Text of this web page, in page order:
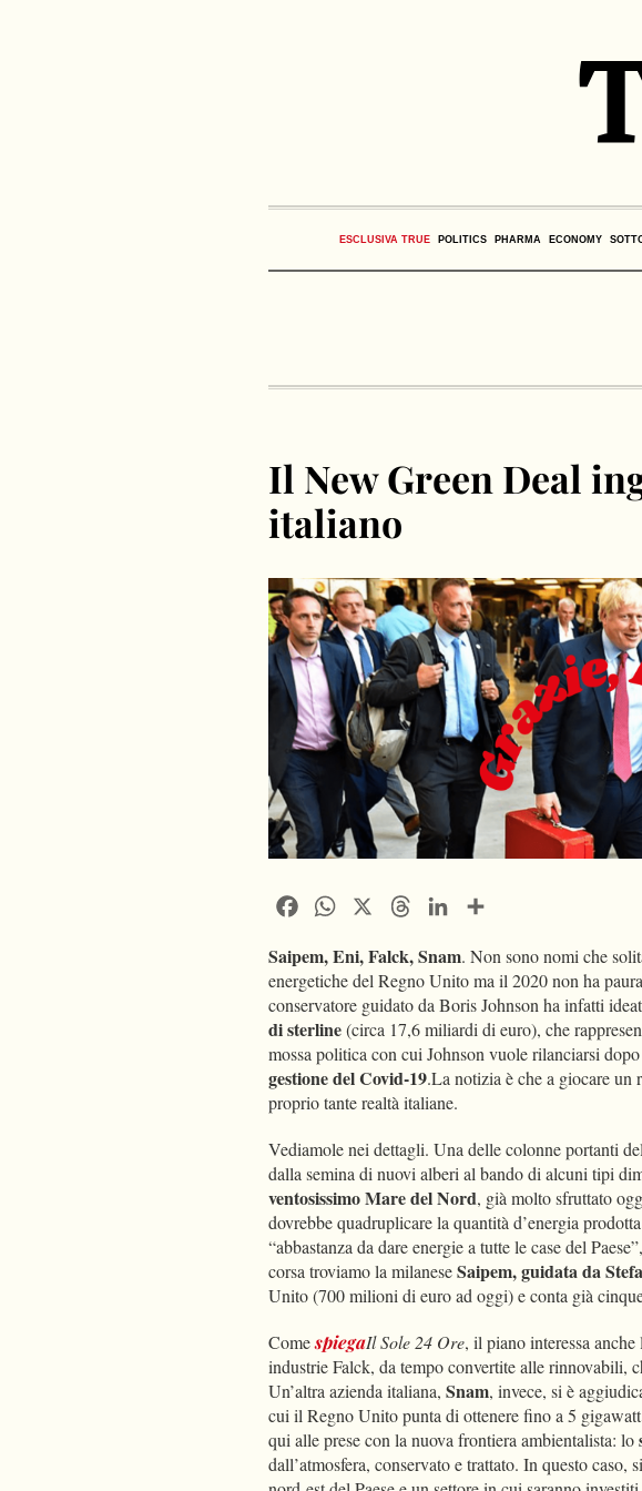
ESCLUSIVA TRUE POLITICS PHARMA ECONOMY
Il New Green Deal
italiano
FacebookWhatsApp ThreadsLinkedIn
Saipem, Eni, Falck, Snam. Non sono nomi che
energetiche del Regno Unito ma il 2020 non ha
conservatore guidato da Boris Johnson ha infatti
di sterline(circa 17,6 miliardi di euro), che
mossa politica con cui Johnson vuole rilanciarsi
gestione del Covid-19.La notizia è che a giocare un
proprio tante realtà italiane.
Vediamole nei dettagli. Una delle colonne portanti
dalla semina di nuovi alberi al bando di alcuni tipi
ventosissimo Mare del Nord, già molto sfruttato
dovrebbe quadruplicare la quantità d’energia
“abbastanza da dare energie a tutte le case del
corsa troviamo la milaneseSaipem, guidata da
Unito (700 milioni di euro ad oggi) e conta già
ComespiegaIl Sole 24 Ore, il piano interessa anche
industrie Falck, da tempo convertite alle rinnovabili,
Un’altra azienda italiana, Snam, invece, si è
cui il Regno Unito punta di ottenere fino a 5
qui alle prese con la nuova frontiera ambientalista: lo
dall’atmosfera, conservato e trattato. In questo